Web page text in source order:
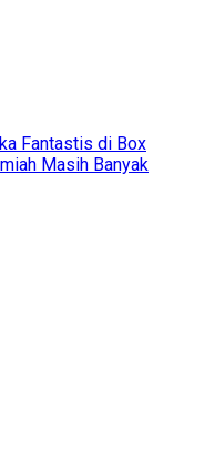
Fantastis di Box
Masih Banyak